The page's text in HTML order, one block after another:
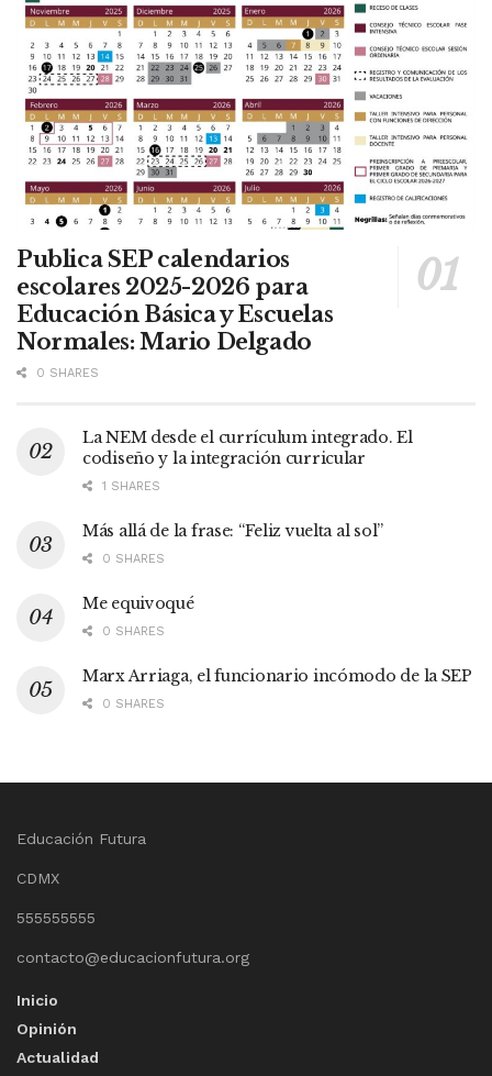
Publica SEP calendarios
escolares 2025-2026 para
Educación Básica y Escuelas
Normales: Mario Delgado
0 SHARES
La NEM desde el currículum integrado. El
codiseño y la integración curricular
1 SHARES
Más allá de la frase: “Feliz vuelta al sol”
0 SHARES
Me equivoqué
0 SHARES
Marx Arriaga, el funcionario incómodo de la SEP
0 SHARES
Educación Futura
CDMX
555555555
contacto@educacionfutura.org
Inicio
Opinión
Actualidad